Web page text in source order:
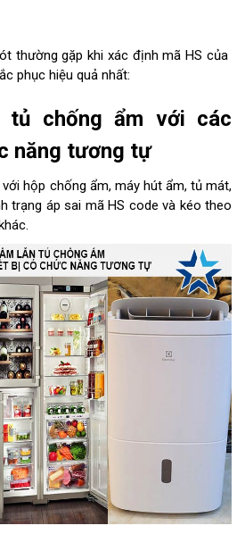
thường gặp khi xác định mã HS của
phục hiệu quả nhất:
tủ chống ẩm với các
năng tương tự
hộp chống ẩm, máy hút ẩm, tủ mát,
trạng áp sai mã HS code và kéo theo